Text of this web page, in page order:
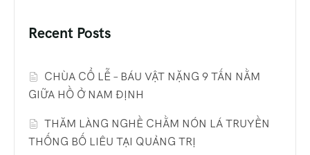
Recent Posts
CHÙA CỔ LỄ – BÁU VẬT NẶNG 9 TẤN NẰM
GIỮA HỒ Ở NAM ĐỊNH
THĂM LÀNG NGHỀ CHẰM NÓN LÁ TRUYỀN
THỐNG BỐ LIÊU TẠI QUẢNG TRỊ